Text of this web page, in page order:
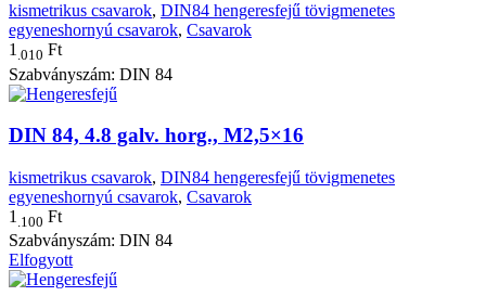
kismetrikus csavarok, DIN84 hengeresfejű tövigmenetes
egyeneshornyú csavarok, Csavarok
1 .010 Ft
Szabványszám: DIN 84
DIN 84, 4.8 galv. horg., M2,5×16
kismetrikus csavarok, DIN84 hengeresfejű tövigmenetes
egyeneshornyú csavarok, Csavarok
1 .100 Ft
Szabványszám: DIN 84
Elfogyott